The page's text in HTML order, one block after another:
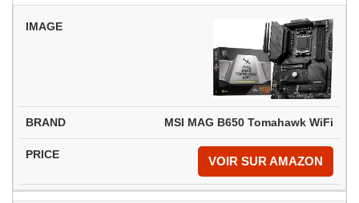
MSI MAG B650 Tomahawk WiFi
VOIR SUR AMAZON